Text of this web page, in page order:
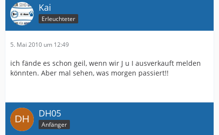
Kai
Erleuchteter
5. Mai 2010 um 12:49
ich fände es schon geil, wenn wir J u I ausverkauft melden
könnten. Aber mal sehen, was morgen passiert!!
DH05
Anfänger